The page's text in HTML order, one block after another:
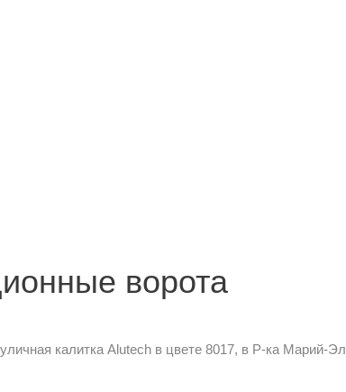
ворота
калитка Alutech в цвете 8017, в Р-ка Марий-Эл